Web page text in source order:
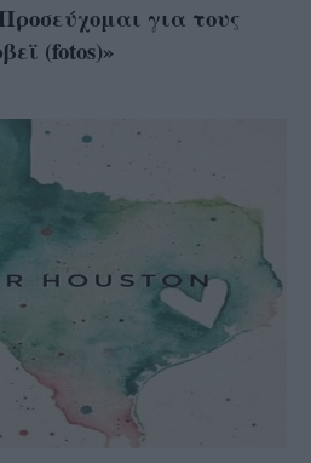
για τους
(fotos)»